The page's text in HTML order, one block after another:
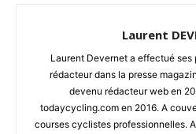
Laurent
Laurent Devernet a effectué ses
rédacteur dans la presse
devenu rédacteur web en
todaycycling.com en 2016. A
courses cyclistes professionnelles.